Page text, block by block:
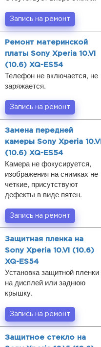
Запись на ремонт
Ремонт материнской
платы Sony Xperia 10.VI
(10.6) XQ-ES54
Телефон не включается, не
заряжается.
Запись на ремонт
Замена передней
камеры Sony Xperia 10.VI
(10.6) XQ-ES54
Камера не фокусируется,
изображения на снимках не
четкие, присутствуют
дефекты в виде пятен.
Запись на ремонт
Защитная пленка на
Sony Xperia 10.VI (10.6)
XQ-ES54
Установка защитной пленки
на дисплей или заднюю
крышку.
Запись на ремонт
Защитное стекло на